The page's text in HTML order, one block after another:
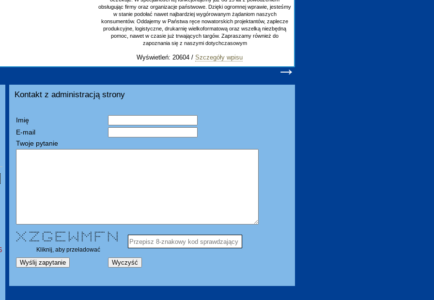
obsługując firmy oraz organizacje państwowe. Dzięki ogromnej wprawie, jesteśmy
w stanie podołać nawet najbardziej wygórowanym żądaniom naszych
konsumentów. Oddajemy w Państwa ręce nowatorskich projektantów, zaplecze
produkcyjne, logistyczne, drukarnię wielkoformatową oraz wszelką niezbędną
pomoc, nawet w czasie już trwających targów. Zapraszamy również do
zapoznania się z naszymi dotychczasowym
Wyświetleń: 20604 / Szczegóły wpisu
→
Kontakt z administracją strony
Imię
E-mail
Twoje pytanie
* * ******* ***** ******* * * * * ******* * *
* * * * * * * * ** ** * ** *
* * * * * * * * * * * * * * *
* * * **** * * * * * * **** * * *
* * * * *** * * * * * * * * * * *
* * * * * * ** ** * * * * **
* * ******* ***** ******* * * * * * * *
Kliknij, aby przeładować